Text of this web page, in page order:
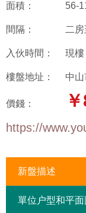
面積： 56-
間隔： 二
入伙時間： 現樓
樓盤地址： 中
價錢：
https://
新盤描述
單位户型和平面